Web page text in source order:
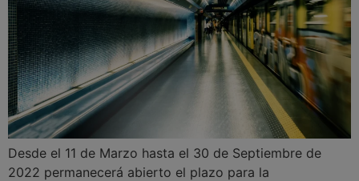
Desde el 11 de Marzo hasta el 30 de Septiembre de
2022 permanecerá abierto el plazo para la